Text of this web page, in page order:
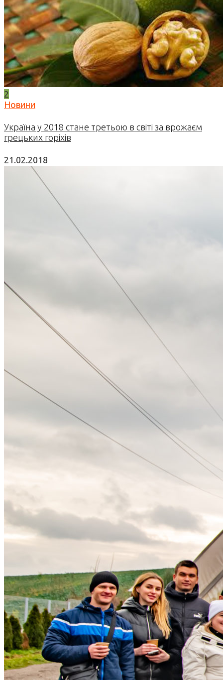
2
Новини
Україна у 2018 стане третьою в світі за врожаєм
грецьких горіхів
21.02.2018